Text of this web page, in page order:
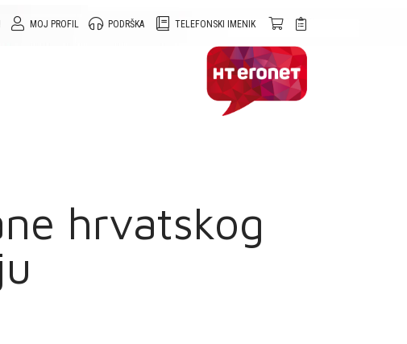
TELEFONSKI IMENIK
PODRŠKA
MOJ PROFIL
hrvatskog